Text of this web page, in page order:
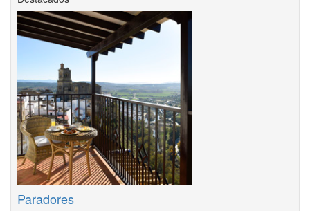
Paradores